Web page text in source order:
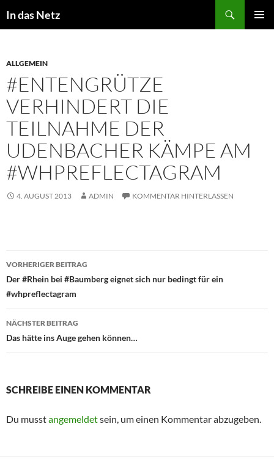
Inhalt
In das Netz
ALLGEMEIN
#ENTENGRÜTZE
VERHINDERT DIE
TEILNAHME DER
UDENBACHER KÄMPE AM
#WHPREFLECTAGRAM
4. AUGUST 2013 ADMIN KOMMENTAR HINTERLASSEN
Beitragsnavigation
VORHERIGER BEITRAG
Der #Rhein bei #Baumberg eignet sich nur bedingt für ein
#whpreflectagram
NÄCHSTER BEITRAG
Das hätte ins Auge gehen können…
SCHREIBE EINEN KOMMENTAR
Du musstangemeldetsein, um einen Kommentar abzugeben.